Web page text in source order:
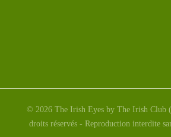
© 2026 The Irish Eyes by The Irish Club
droits réservés - Reproduction interdite